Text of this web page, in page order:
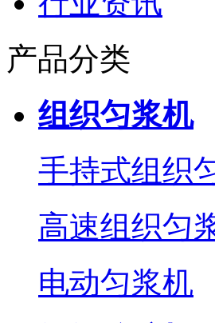
产品分类
组织匀浆机
手持式组织
高速组织匀
电动匀浆机